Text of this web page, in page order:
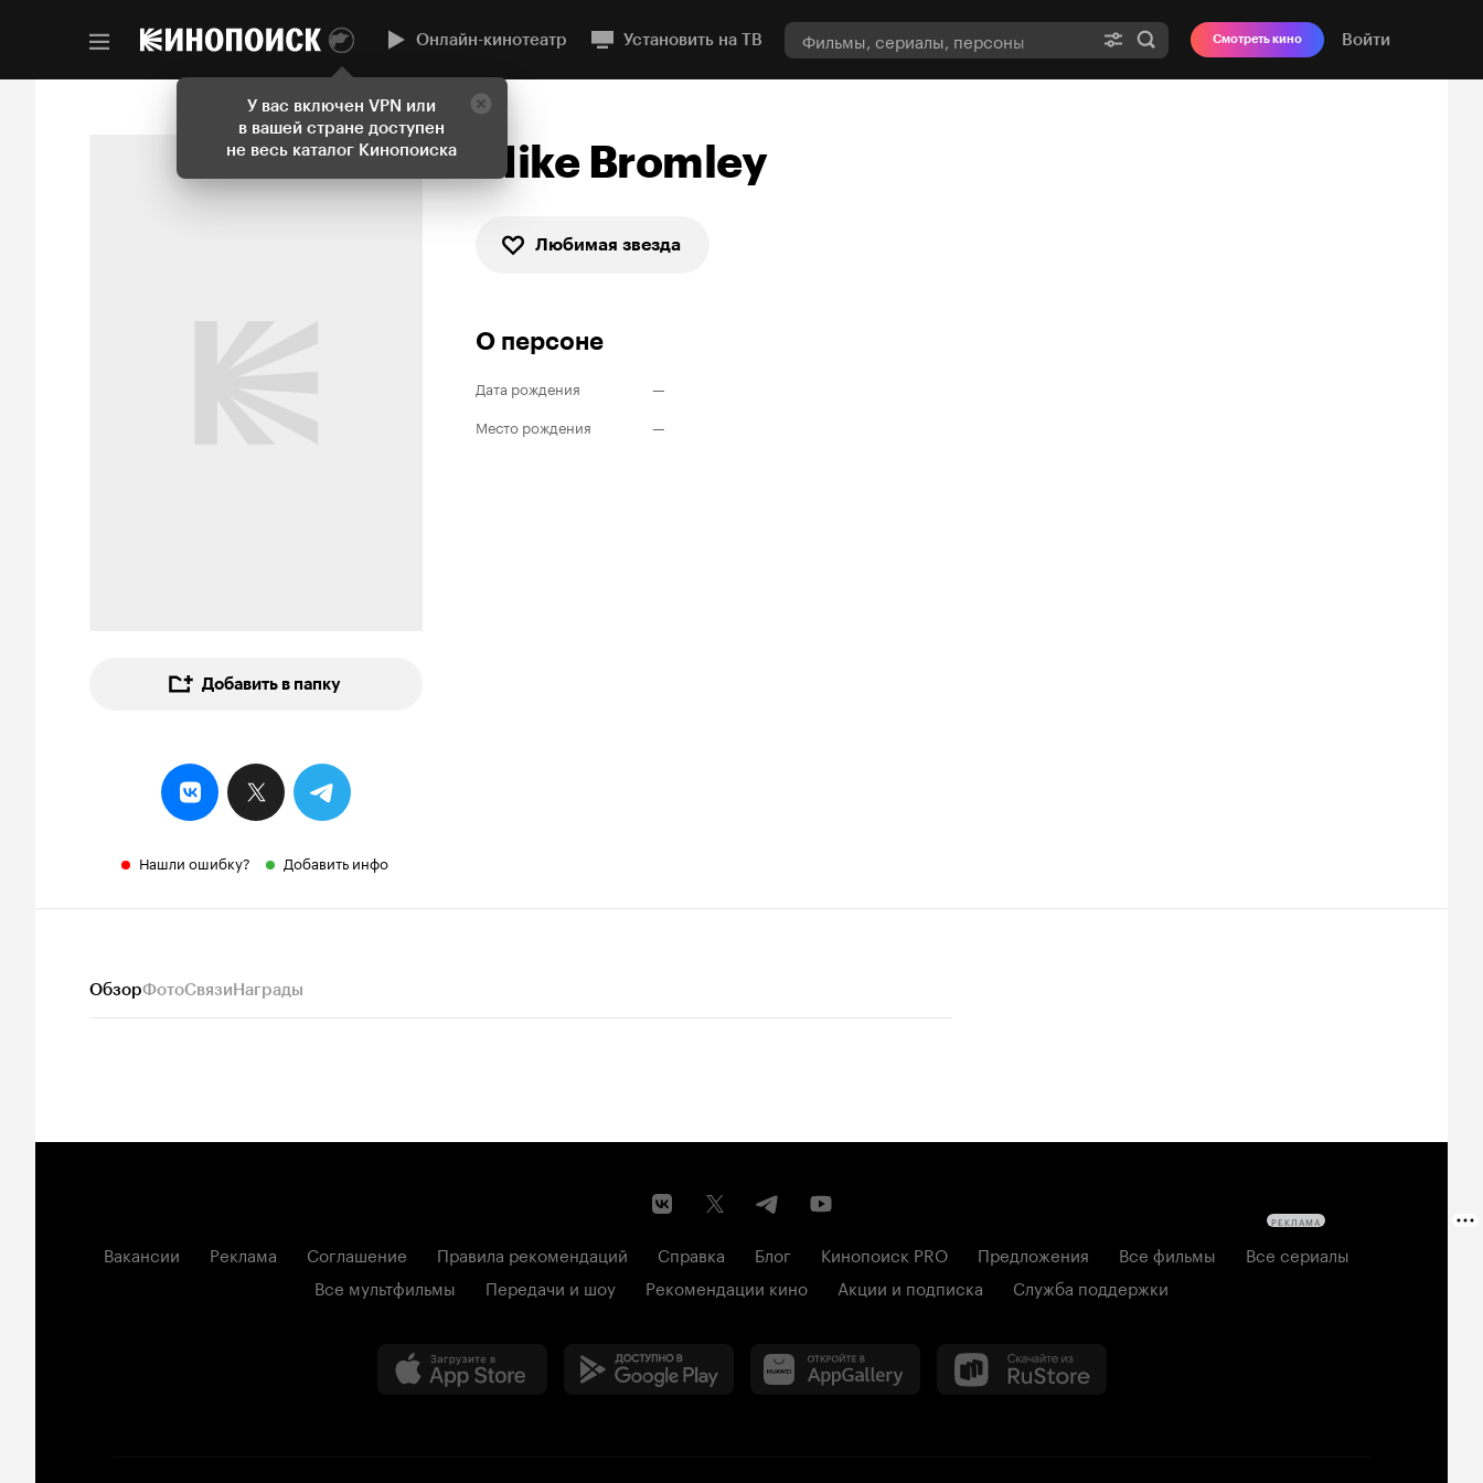
У вас включен VPN или
в вашей стране доступен
не весь каталог Кинопоиска
Онлайн-кинотеатр Установить на ТВ Смотреть кино Войти
Добавить в папку
Нашли ошибку? Добавить инфо
Mike Bromley
Любимая звезда
О персоне
Дата рождения
—
Место рождения
—
ОбзорФотоСвязиНаграды
Вакансии Реклама Соглашение Правила рекомендаций Справка Блог Кинопоиск PRO Предложения Все фильмы
Все сериалы
Все мультфильмы
Передачи и шоу Рекомендации кино Акции и подписка Служба поддержки
РЕКЛАМА